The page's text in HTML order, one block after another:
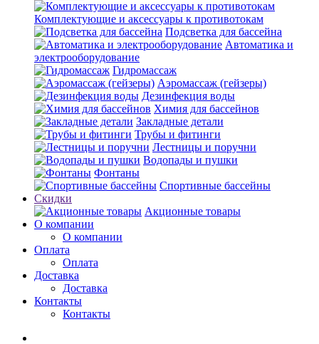
Комплектующие и аксессуары к противотокам
Подсветка для бассейна
Автоматика и
электрооборудование
Гидромассаж
Аэромассаж (гейзеры)
Дезинфекция воды
Химия для бассейнов
Закладные детали
Трубы и фитинги
Лестницы и поручни
Водопады и пушки
Фонтаны
Спортивные бассейны
Скидки
Акционные товары
О компании
О компании
Оплата
Оплата
Доставка
Доставка
Контакты
Контакты